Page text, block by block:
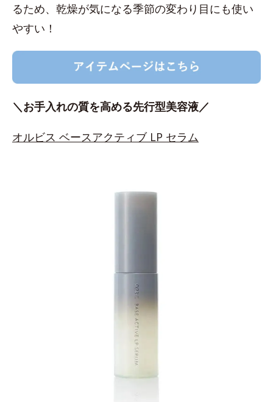
るため、乾燥が気になる季節の変わり目にも使い
やすい！
＼お手入れの質を高める先行型美容液／
オルビス ベースアクティブ LP セラム